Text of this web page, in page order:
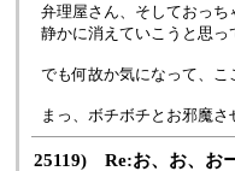
弁理屋さん、そしておっ
静かに消えていこうと思っ
でも何故か気になって、こ
まっ、ボチボチとお邪魔さ
25119) Re:お、お、お